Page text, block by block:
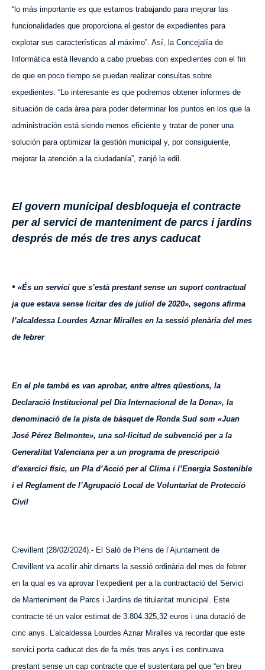
“lo más importante es que estamos trabajando para mejorar las
funcionalidades que proporciona el gestor de expedientes para
explotar sus características al máximo”. Así, la Concejalía de
Informática está llevando a cabo pruebas con expedientes con el fin
de que en poco tiempo se puedan realizar consultas sobre
expedientes. “Lo interesante es que podremos obtener informes de
situación de cada área para poder determinar los puntos en los que la
administración está siendo menos eficiente y tratar de poner una
solución para optimizar la gestión municipal y, por consiguiente,
mejorar la atención a la ciudadanía”, zanjó la edil.
El govern municipal desbloqueja el contracte
per al servici de manteniment de parcs i jardins
després de més de tres anys caducat
• «És un servici que s’està prestant sense un suport contractual
ja que estava sense licitar des de juliol de 2020», segons afirma
l’alcaldessa Lourdes Aznar Miralles en la sessió plenària del mes
de febrer
En el ple també es van aprobar, entre altres qüestions, la
Declaració Institucional pel Dia Internacional de la Dona», la
denominació de la pista de bàsquet de Ronda Sud som «Juan
José Pérez Belmonte», una sol·licitud de subvenció per a la
Generalitat Valenciana per a un programa de prescripció
d’exercici físic, un Pla d’Acció per al Clima i l’Energia Sostenible
i el Reglament de l’Agrupació Local de Voluntariat de Protecció
Civil
Crevillent (28/02/2024).- El Saló de Plens de l’Ajuntament de
Crevillent va acollir ahir dimarts la sessió ordinària del mes de febrer
en la qual es va aprovar l’expedient per a la contractació del Servici
de Manteniment de Parcs i Jardins de titularitat municipal. Este
contracte té un valor estimat de 3.804.325,32 euros i una duració de
cinc anys. L’alcaldessa Lourdes Aznar Miralles va recordar que este
servici porta caducat des de fa més tres anys i es continuava
prestant sense un cap contracte que el sustentara pel que “en breu